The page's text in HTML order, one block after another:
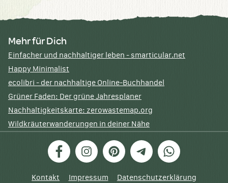
Mehr für Dich
Einfacher und nachhaltiger leben - smarticular.net
Happy Minimalist
ecolibri - der nachhaltige Online-Buchhandel
Grüner Faden: Der grüne Jahresplaner
Nachhaltigkeitskarte: zerowastemap.org
Wildkräuterwanderungen in deiner Nähe
FacebookInstagramPinterestTelegramWhatsApp
Kontakt Impressum Datenschutzerklärung